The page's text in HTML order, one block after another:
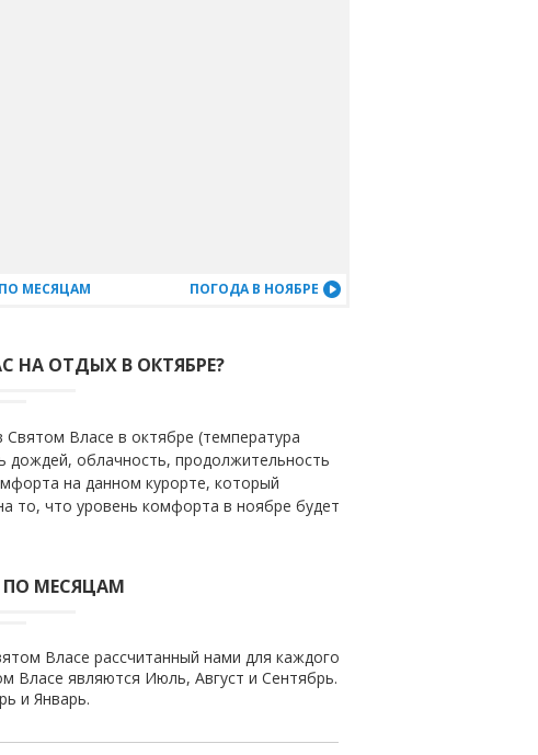
МЕСЯЦАМ ПОГОДА В НОЯБРЕ
НА ОТДЫХ В ОКТЯБРЕ?
Власе в октябре (температура
дождей, облачность, продолжительность
на данном курорте, который
то, что уровень комфорта в ноябре будет
МЕСЯЦАМ
Власе рассчитанный нами для каждого
являются Июль, Август и Сентябрь.
и Январь.